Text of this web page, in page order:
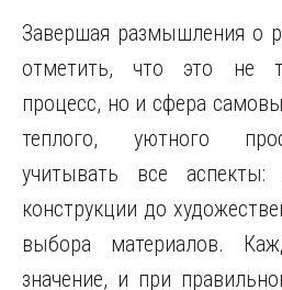
Завершая размышления о
отметить, что это не
процесс, но и сфера
теплого, уютного
учитывать все
конструкции до
выбора материалов.
значение, и при